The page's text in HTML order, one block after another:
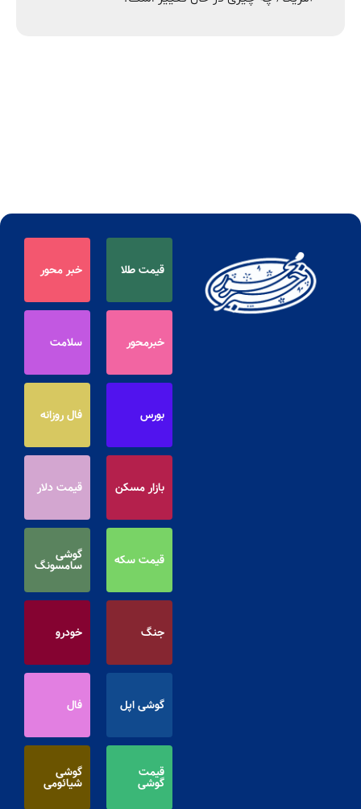
قیمت طلا خبر محور
خبرمحور سلامت
بورس فال روزانه
بازار مسکن قیمت دلار
قیمت سکه گوشی
سامسونگ
جنگ خودرو
گوشی اپل فال
قیمت
گوشی
گوشی
شیائومی